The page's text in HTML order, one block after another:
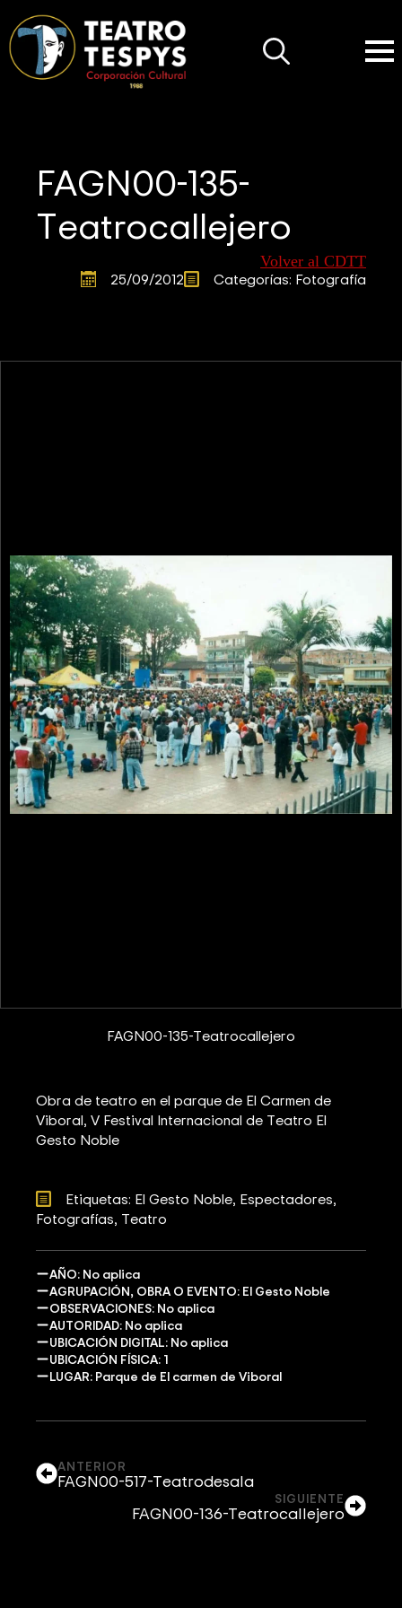
FAGN00-135-
Teatrocallejero
Volver al CDTT
25/09/2012 Categorías: Fotografía
FAGN00-135-Teatrocallejero
Obra de teatro en el parque de El Carmen de
Viboral, V Festival Internacional de Teatro El
Gesto Noble
Etiquetas: El Gesto Noble Espectadores
Fotografías Teatro
AÑO: No aplica
AGRUPACIÓN, OBRA O EVENTO: El Gesto Noble
OBSERVACIONES: No aplica
AUTORIDAD: No aplica
UBICACIÓN DIGITAL: No aplica
UBICACIÓN FÍSICA: 1
LUGAR: Parque de El carmen de Viboral
ANTERIOR
FAGN00-517-Teatrodesala
SIGUIENTE
FAGN00-136-Teatrocallejero